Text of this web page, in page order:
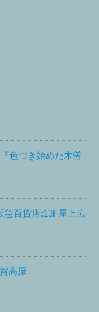
色づき始めた木曽
急百貨店:13F屋上広
高原